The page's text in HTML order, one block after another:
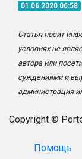
01.06.2020 06:58
Статья носит
условиях не
автора или
суждениями и
администрация
Copyright ©
Помощь